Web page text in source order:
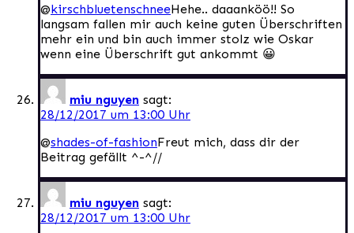
@kirschbluetenschneeHehe.. daaanköö!! So
langsam fallen mir auch keine guten Überschriften
mehr ein und bin auch immer stolz wie Oskar
wenn eine Überschrift gut ankommt 😀
miu nguyen sagt:
28/12/2017 um 13:00 Uhr
@shades-of-fashionFreut mich, dass dir der
Beitrag gefällt ^-^//
miu nguyen sagt:
28/12/2017 um 13:00 Uhr